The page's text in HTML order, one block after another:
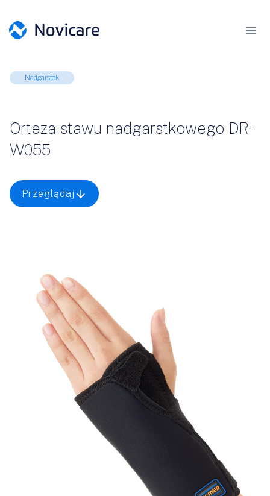
treści
Nadgarstek
Orteza stawu nadgarstkowego DR-
W055
Przeglądaj